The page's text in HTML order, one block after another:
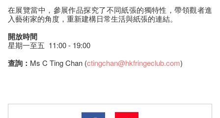
在展覽當中，參展作品探究了不同紙張的獨特性，帶領觀者進
入藝術家的角度，重新建構日常生活與紙張的連結。
開放時間
星期一至五 11:00 - 19:00
查詢： Ms C Ting Chan (ctingchan@hkfringeclub.com)